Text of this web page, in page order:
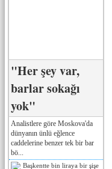
"Her şey var,
barlar sokağı
yok"
Analistlere göre Moskova'da
dünyanın ünlü eğlence
caddelerine benzer tek bir bar
bö...